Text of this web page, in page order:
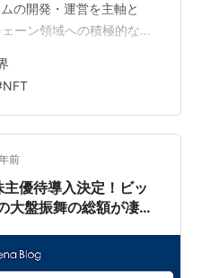
の開発・運営を主軸と
ーン領域への積極的な投
、gumiの株価がストップ
目を集めました。その背
れた2025年4月期（前期）
円の黒字に転換したとい
りました。前の期は59億
NFT
前
優待導入決定！ビッ
大盤振舞の総額が凄